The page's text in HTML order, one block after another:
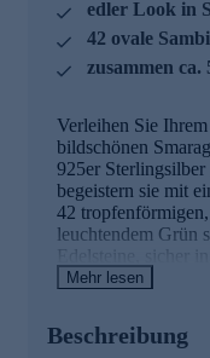
edler Look in
42 ovale
zusammen ca.
Verleihen Sie
bildschönen
925er
begeistern sie mit
42
leuchtendem Grün
Edelsteine, sicher
mit einem
Eleganz Ihrer
Mehr lesen
Beschreibung